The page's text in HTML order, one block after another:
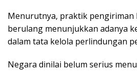
Menurutnya, praktik pengiriman
berulang menunjukkan adanya
dalam tata kelola perlindungan
Negara dinilai belum serius